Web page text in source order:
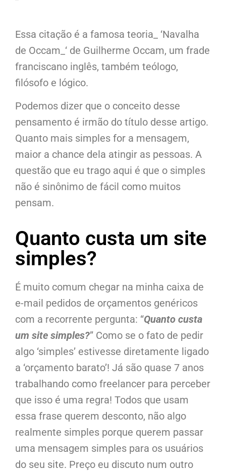
Essa citação é a famosa teoria_ ‘Navalha
de Occam_‘ de Guilherme Occam, um frade
franciscano inglês, também teólogo,
filósofo e lógico.
Podemos dizer que o conceito desse
pensamento é irmão do título desse artigo.
Quanto mais simples for a mensagem,
maior a chance dela atingir as pessoas. A
questão que eu trago aqui é que o simples
não é sinônimo de fácil como muitos
pensam.
Quanto custa um site
simples?
É muito comum chegar na minha caixa de
e-mail pedidos de orçamentos genéricos
com a recorrente pergunta: “Quanto custa
um site simples?” Como se o fato de pedir
algo ‘simples’ estivesse diretamente ligado
a ‘orçamento barato’! Já são quase 7 anos
trabalhando como freelancer para perceber
que isso é uma regra! Todos que usam
essa frase querem desconto, não algo
realmente simples porque querem passar
uma mensagem simples para os usuários
do seu site. Preço eu discuto num outro